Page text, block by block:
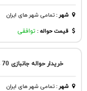
شهر:تمامی شهر های ایران
قیمت حواله : توافقی
خریدار حواله جانبازی 70 درصد ویژه
شهر:تمامی شهر های ایران